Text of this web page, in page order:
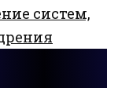
систем,